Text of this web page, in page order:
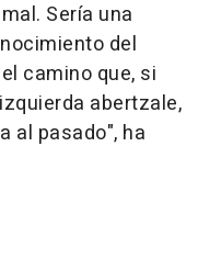
Sería una
del
camino que, si
abertzale,
al pasado", ha